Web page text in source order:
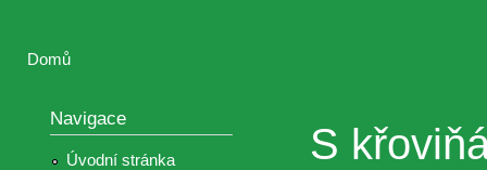
Domů
Navigace
Úvodní stránka
S